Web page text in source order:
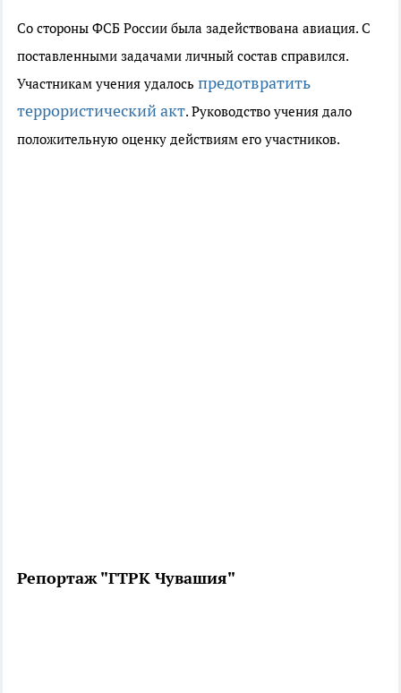
Со стороны ФСБ России была задействована авиация. С
поставленными задачами личный состав справился.
Участникам учения удалось предотвратить
террористический акт. Руководство учения дало
положительную оценку действиям его участников.
Репортаж "ГТРК Чувашия"